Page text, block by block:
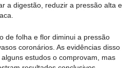
a digestão, reduzir a pressão alta e
de folha e flor diminui a pressão
coronários. As evidências disso
estudos o comprovam, mas